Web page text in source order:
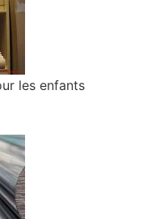
les enfants